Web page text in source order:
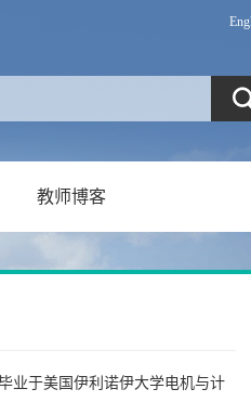
教师博客
业于美国伊利诺伊大学电机与计